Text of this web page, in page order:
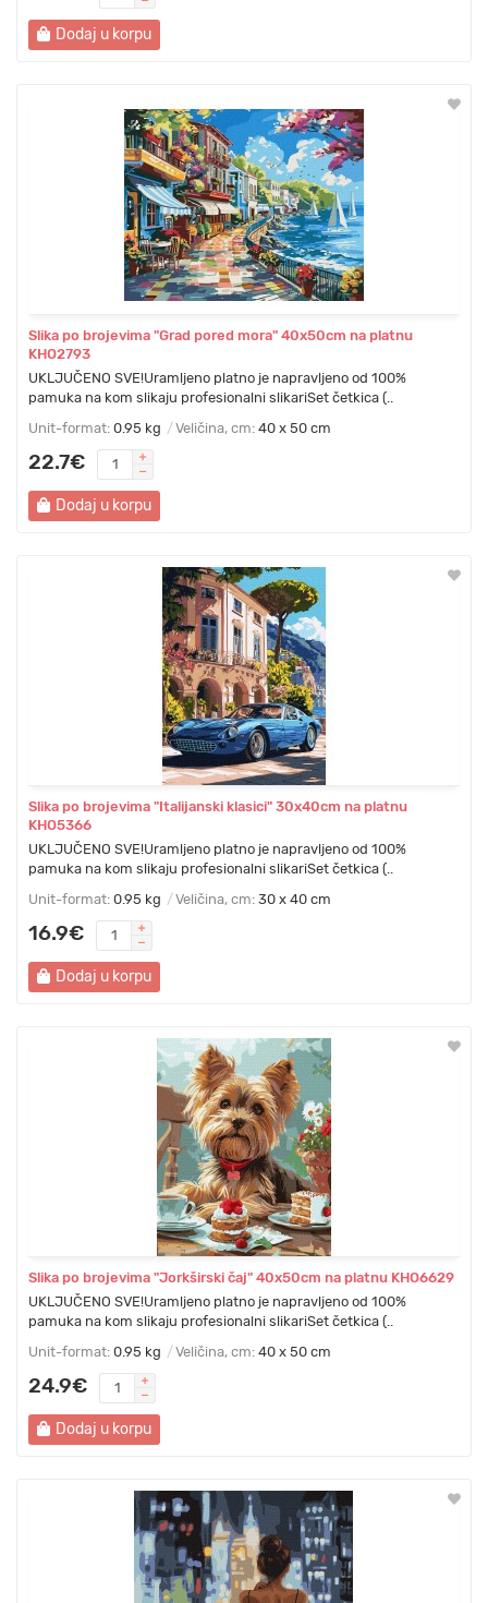
Dodaj u korpu
Slika po brojevima "Grad pored mora" 40x50cm na platnu
KHO2793
UKLJUČENO SVE!Uramljeno platno je napravljeno od 100%
pamuka na kom slikaju profesionalni slikariSet četkica (..
Unit-format: 0.95 kg Veličina, cm: 40 x 50 cm
22.7€
Dodaj u korpu
Slika po brojevima "Italijanski klasici" 30x40cm na platnu
KHO5366
UKLJUČENO SVE!Uramljeno platno je napravljeno od 100%
pamuka na kom slikaju profesionalni slikariSet četkica (..
Unit-format: 0.95 kg Veličina, cm: 30 x 40 cm
16.9€
Dodaj u korpu
Slika po brojevima "Jorkširski čaj" 40x50cm na platnu KHO6629
UKLJUČENO SVE!Uramljeno platno je napravljeno od 100%
pamuka na kom slikaju profesionalni slikariSet četkica (..
Unit-format: 0.95 kg Veličina, cm: 40 x 50 cm
24.9€
Dodaj u korpu